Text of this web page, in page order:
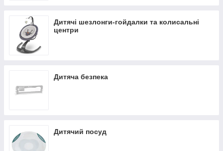
Дитячі шезлонги-гойдалки та колисальні
центри
Дитяча безпека
Дитячий посуд